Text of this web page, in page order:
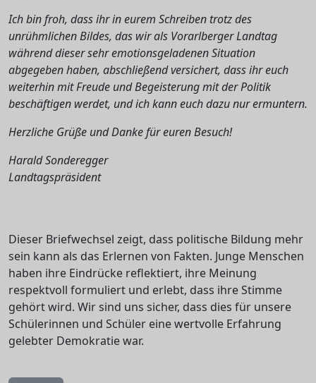
Ich bin froh, dass ihr in eurem Schreiben trotz des
unrühmlichen Bildes, das wir als Vorarlberger Landtag
während dieser sehr emotionsgeladenen Situation
abgegeben haben, abschließend versichert, dass ihr euch
weiterhin mit Freude und Begeisterung mit der Politik
beschäftigen werdet, und ich kann euch dazu nur ermuntern.
Herzliche Grüße und Danke für euren Besuch!
Harald Sonderegger
Landtagspräsident
Dieser Briefwechsel zeigt, dass politische Bildung mehr
sein kann als das Erlernen von Fakten. Junge Menschen
haben ihre Eindrücke reflektiert, ihre Meinung
respektvoll formuliert und erlebt, dass ihre Stimme
gehört wird. Wir sind uns sicher, dass dies für unsere
Schülerinnen und Schüler eine wertvolle Erfahrung
gelebter Demokratie war.